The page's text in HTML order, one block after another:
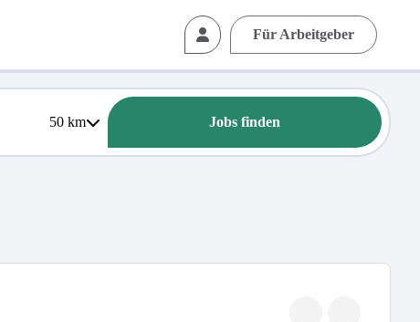
Für Arbeitgeber
50km Jobs finden